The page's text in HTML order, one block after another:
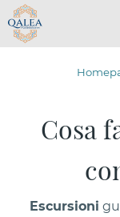
Cosa
Escursioni